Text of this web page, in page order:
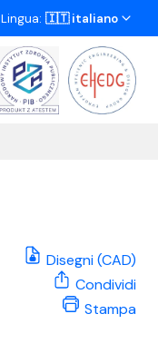
Lingua: 🇮🇹 italiano
Disegni (CAD)
Condividi
Stampa